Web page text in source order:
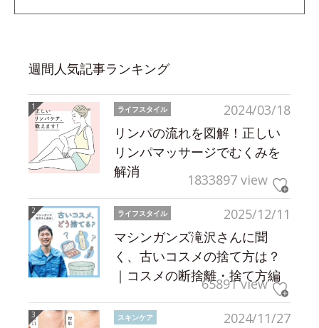
週間人気記事ランキング
2024/03/18
ライフスタイル
リンパの流れを図解！正しい
リンパマッサージでむくみを
解消
1833897 view
2025/12/11
ライフスタイル
マシンガンズ滝沢さんに聞
く、古いコスメの捨て方は？
｜コスメの断捨離・捨て方編
65891 view
2024/11/27
スキンケア